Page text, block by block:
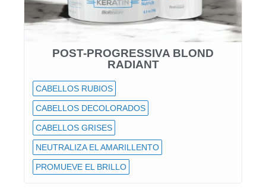
POST-PROGRESSIVA BLOND
RADIANT
CABELLOS RUBIOS
CABELLOS DECOLORADOS
CABELLOS GRISES
NEUTRALIZA EL AMARILLENTO
PROMUEVE EL BRILLO